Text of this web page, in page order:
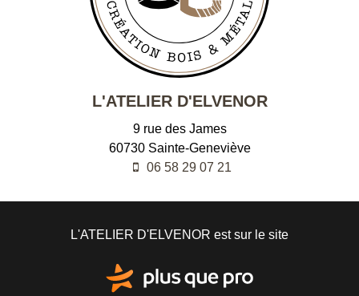
L'ATELIER D'ELVENOR
9 rue des James
60730 Sainte-Geneviève
06 58 29 07 21
L'ATELIER D'ELVENOR est sur le site